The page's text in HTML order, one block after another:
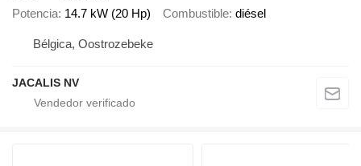
Potencia 14.7 kW (20 Hp) Combustible diésel
Bélgica, Oostrozebeke
JACALIS NV